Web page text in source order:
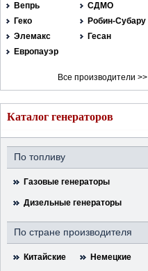
Вепрь
СДМО
Геко
Робин-Субару
Элемакс
Гесан
Европауэр
Все производители >>
Каталог генераторов
По топливу
Газовые генераторы
Дизельные генераторы
По стране производителя
Китайские Немецкие